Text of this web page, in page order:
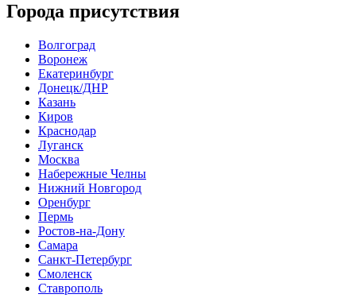
Города присутствия
Волгоград
Воронеж
Екатеринбург
Донецк/ДНР
Казань
Киров
Краснодар
Луганск
Москва
Набережные Челны
Нижний Новгород
Оренбург
Пермь
Ростов-на-Дону
Самара
Санкт-Петербург
Смоленск
Ставрополь